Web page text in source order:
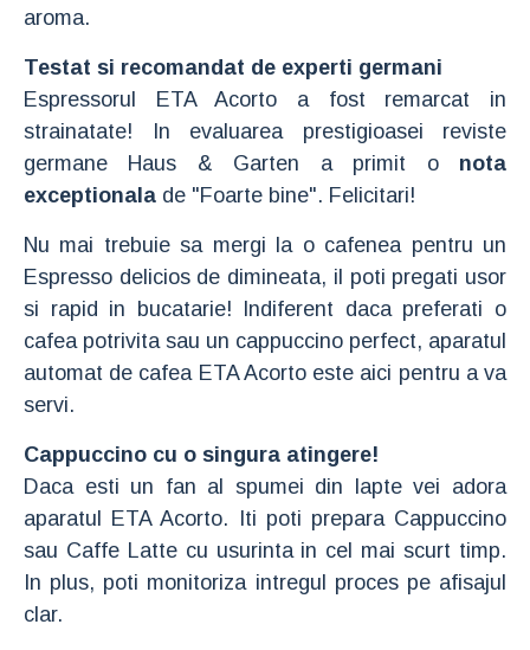
aroma.
Testat si recomandat de experti germani
Espressorul ETA Acorto a fost remarcat in
strainatate! In evaluarea prestigioasei reviste
germane Haus & Garten a primit o nota
exceptionala de "Foarte bine". Felicitari!
Nu mai trebuie sa mergi la o cafenea pentru un
Espresso delicios de dimineata, il poti pregati usor
si rapid in bucatarie! Indiferent daca preferati o
cafea potrivita sau un cappuccino perfect, aparatul
automat de cafea ETA Acorto este aici pentru a va
servi.
Cappuccino cu o singura atingere!
Daca esti un fan al spumei din lapte vei adora
aparatul ETA Acorto. Iti poti prepara Cappuccino
sau Caffe Latte cu usurinta in cel mai scurt timp.
In plus, poti monitoriza intregul proces pe afisajul
clar.